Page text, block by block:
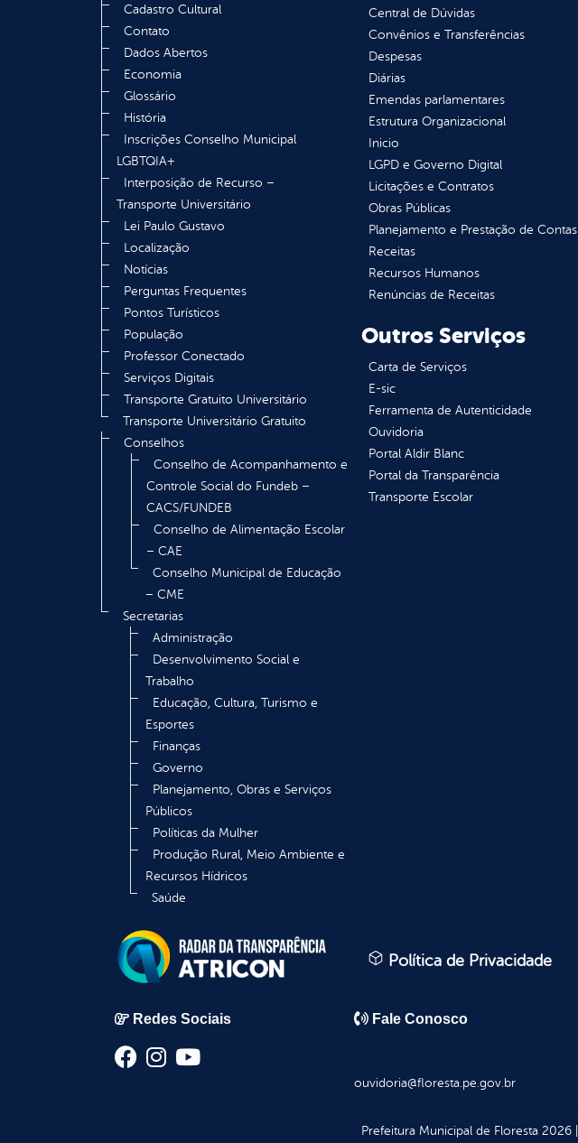
Cadastro Cultural
Contato
Dados Abertos
Economia
Glossário
História
Inscrições Conselho Municipal
LGBTQIA+
Interposição de Recurso –
Transporte Universitário
Lei Paulo Gustavo
Localização
Notícias
Perguntas Frequentes
Pontos Turísticos
População
Professor Conectado
Serviços Digitais
Transporte Gratuito Universitário
Transporte Universitário Gratuito
Conselhos
Conselho de Acompanhamento e
Controle Social do Fundeb –
CACS/FUNDEB
Conselho de Alimentação Escolar
– CAE
Conselho Municipal de Educação
– CME
Secretarias
Administração
Desenvolvimento Social e
Trabalho
Educação, Cultura, Turismo e
Esportes
Finanças
Governo
Planejamento, Obras e Serviços
Públicos
Políticas da Mulher
Produção Rural, Meio Ambiente e
Recursos Hídricos
Saúde
Central de Dúvidas
Convênios e Transferências
Despesas
Diárias
Emendas parlamentares
Estrutura Organizacional
Inicio
LGPD e Governo Digital
Licitações e Contratos
Obras Públicas
Planejamento e Prestação de Contas
Receitas
Recursos Humanos
Renúncias de Receitas
Outros Serviços
Carta de Serviços
E-sic
Ferramenta de Autenticidade
Ouvidoria
Portal Aldir Blanc
Portal da Transparência
Transporte Escolar
Política de Privacidade
Redes Sociais Fale Conosco
ouvidoria@floresta.pe.gov.br
Prefeitura Municipal de Floresta2026|